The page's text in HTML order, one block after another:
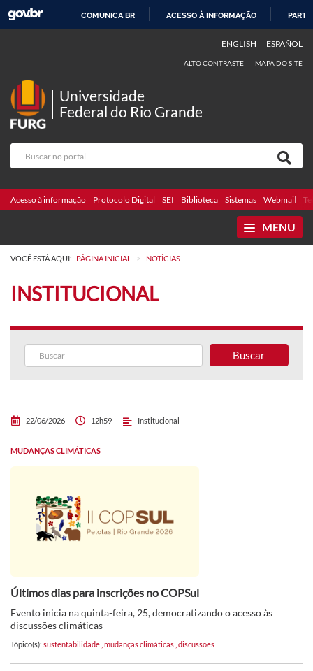
COMUNICA BR ACESSO À INFORMAÇÃO
ENGLISH ESPAÑOL
ALTO CONTRASTE MAPA DO SITE
Universidade
Federal do Rio Grande
Acesso à informação Protocolo Digital SEI Biblioteca Sistemas Webmail
MENU
VOCÊ ESTÁ AQUI: PÁGINA INICIAL > NOTÍCIAS
INSTITUCIONAL
Buscar
22/06/2026 12h59 Institucional
MUDANÇAS CLIMÁTICAS
Últimos dias para inscrições no COPSul
Evento inicia na quinta-feira, 25, democratizando o acesso às
discussões climáticas
Tópico(s): sustentabilidade mudanças climáticas discussões